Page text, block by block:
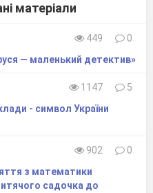
матеріали
449
0
— маленький детектив»
1147
5
- символ України
902
0
з математики
садочка до